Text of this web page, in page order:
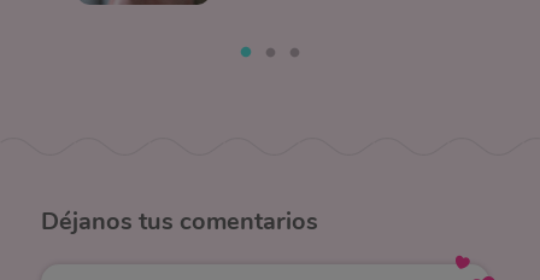
Déjanos tus comentarios